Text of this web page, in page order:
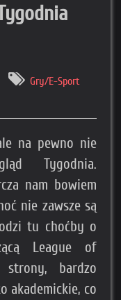
Gry/E-Sport
na pewno nie
Tygodnia.
nam bowiem
nie zawsze są
tu choćby o
League of
bardzo
akademickie, co